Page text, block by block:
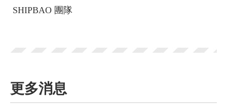
SHIPBAO 團隊
更多消息